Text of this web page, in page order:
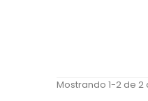
Mostrando 1-2 de